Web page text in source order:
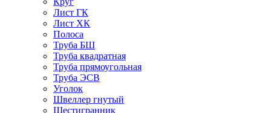
Лист ГК
Лист ХК
Полоса
Труба БШ
Труба квадратная
Труба прямоугольная
Труба ЭСВ
Уголок
Швеллер гнутый
Шестигранник